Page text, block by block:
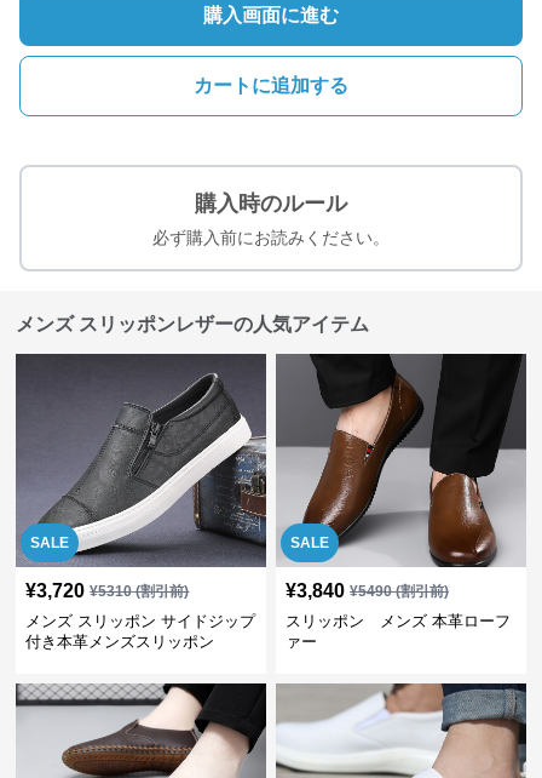
購入画面に進む
カートに追加する
購入時のルール
必ず購入前にお読みください。
メンズ スリッポンレザーの人気アイテム
SALE
¥3,720 ¥5310(割引前)
メンズ スリッポン サイドジップ
付き本革メンズスリッポン
SALE
¥3,840 ¥5490(割引前)
スリッポン メンズ 本革ローフ
ァー